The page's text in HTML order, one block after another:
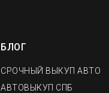
СРОЧНЫЙ ВЫКУП АВТО
АВТОВЫКУП СПБ
БЛОГ